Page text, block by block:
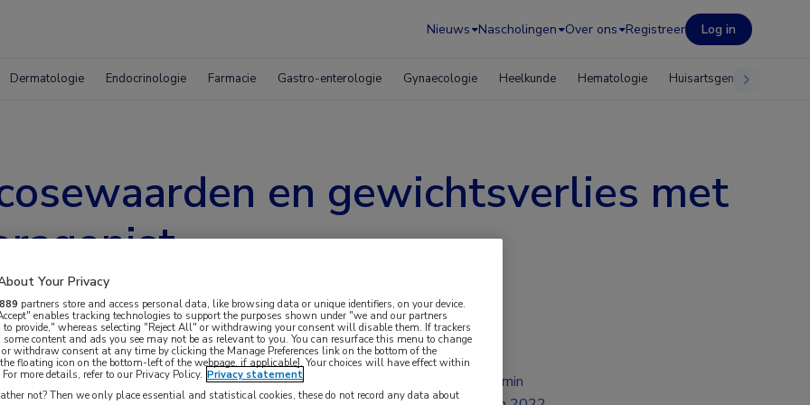
Nieuws Nascholingen Over ons Registreer Log in
Dermatologie Endocrinologie Farmacie Gastro-enterologie Gynaecologie Heelkunde Hematologie Huisartsgeneeskunde
en gewichtsverlies met
er nu ook een GIP/GLP-1/glucagon-
2 min
Your Privacy
889 partners store and access personal data, like browsing data or unique identifiers, on your device.
enables tracking technologies to support the purposes shown under "we and our partners
to provide," whereas selecting "Reject All" or withdrawing your consent will disable them. If trackers
some content and ads you see may not be as relevant to you. You can resurface this menu to change
or withdraw consent at any time by clicking the Manage Preferences link on the bottom of the
floating icon on the bottom-left of the webpage, if applicable]. Your choices will have effect within
more details, refer to our Privacy Policy. Privacy statement
not? Then we only place essential and statistical cookies, these do not record any data about